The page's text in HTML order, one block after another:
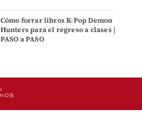
Cómo forrar libros K-Pop Demon
Hunters para el regreso a clases |
PASO a PASO